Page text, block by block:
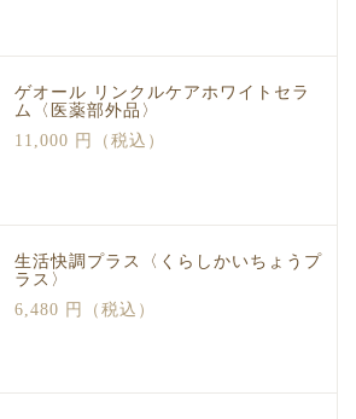
ゲオール リンクルケアホワイトセラ
ム〈医薬部外品〉
11,000 円（税込）
生活快調プラス〈くらしかいちょうプ
ラス〉
6,480 円（税込）